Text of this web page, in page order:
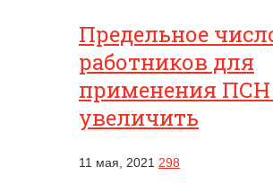
Предельное
работников для
применения
увеличить
11 мая, 2021 298